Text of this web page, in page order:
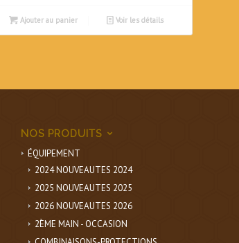
Ajouter au panier Voir les détails
NOS PRODUITS
ÉQUIPEMENT
2024 NOUVEAUTES 2024
2025 NOUVEAUTES 2025
2026 NOUVEAUTES 2026
2ÈME MAIN - OCCASION